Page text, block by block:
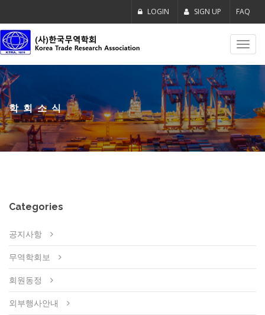
LOGIN SIGN UP FAQ
학회소식
Categories
공지사항
무역학회보
회원동정
외부행사안내